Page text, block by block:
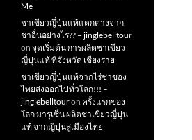
Me
ชาเขียวญี่ปุ่นแท้แตกต่างจาก
ชาอื่นอย่างไร?? – jinglebelltour
on จุดเริ่มต้น การผลิตชาเขียว
ญี่ปุ่นแท้ ที่จังหวัด เชียงราย
ชาเขียวญี่ปุ่นแท้จากไร่ชาของ
ไทยส่งออกไปทั่วโลก!!! –
jinglebelltouron ครั้งแรกของ
โลก มารุเซ็น ผลิตชาเขียวญี่ปุ่น
แท้ จากญี่ปุ่นสู่เมืองไทย